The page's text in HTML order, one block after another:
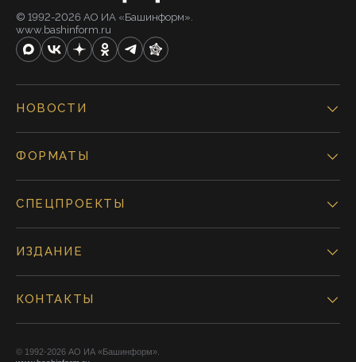
© 1992-2026 АО ИА «Башинформ».
www.bashinform.ru
НОВОСТИ
ФОРМАТЫ
СПЕЦПРОЕКТЫ
ИЗДАНИЕ
КОНТАКТЫ
© 1992-2026 АО ИА «Башинформ».